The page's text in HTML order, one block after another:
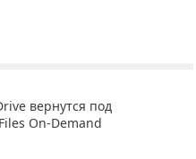
вернутся под
On-Demand